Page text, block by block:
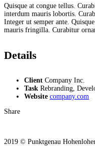
Quisque at congue tellus.
interdum mauris lobortis.
Integer ut semper ante.
mauris fringilla. Curabitur
Details
Client Company Inc.
Task Rebranding,
Website company.com
Share
2019 © Punktgenau